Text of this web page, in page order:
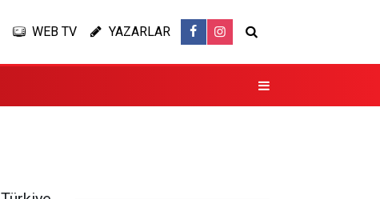
WEB TV YAZARLAR